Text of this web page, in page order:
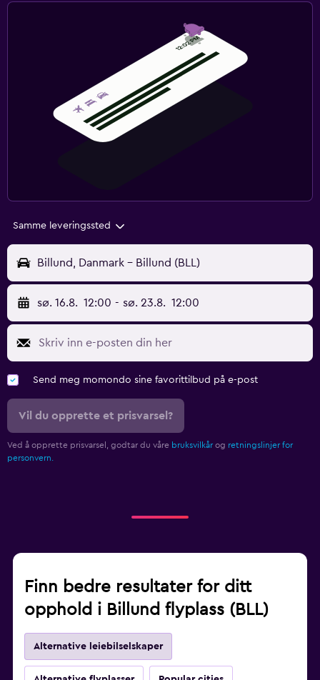
Samme leveringssted
Billund, Danmark - Billund (BLL)
sø. 16.8. 12:00 - sø. 23.8. 12:00
Send meg momondo sine favorittilbud på e-post
Vil du opprette et prisvarsel?
Ved å opprette prisvarsel, godtar du våre bruksvilkår og retningslinjer for
personvern.
Finn bedre resultater for ditt
opphold i Billund flyplass (BLL)
Alternative leiebilselskaper